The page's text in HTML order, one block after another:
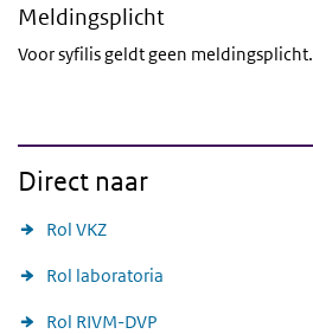
Meldingsplicht
Voor syfilis geldt geen meldingsplicht.
Direct naar
Rol VKZ
Rol laboratoria
Rol RIVM-DVP